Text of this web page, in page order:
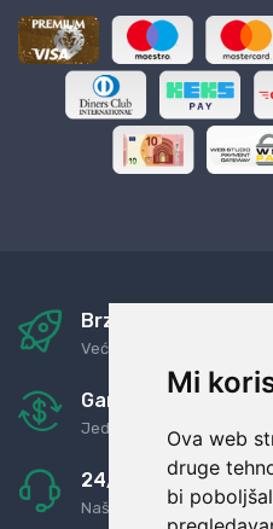
Mi
Ova web
druge
bi
Brza i sigurna
Već za nekoliko dana kod
Garancija u povrat
Jednostavno pravilo:
24/7 odlična
Naši agenti uvijek na